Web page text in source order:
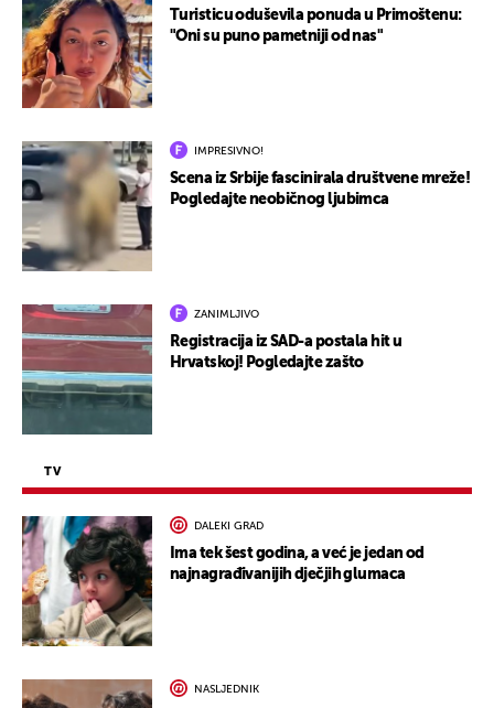
Turisticu oduševila ponuda u Primoštenu:
"Oni su puno pametniji od nas"
IMPRESIVNO!
Scena iz Srbije fascinirala društvene mreže!
Pogledajte neobičnog ljubimca
ZANIMLJIVO
Registracija iz SAD-a postala hit u
Hrvatskoj! Pogledajte zašto
TV
DALEKI GRAD
Ima tek šest godina, a već je jedan od
najnagrađivanijih dječjih glumaca
NASLJEDNIK